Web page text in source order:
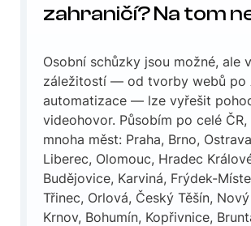
zahraničí? Na tom
Osobní schůzky jsou možné, ale
záležitostí — od tvorby webů po
automatizace — lze vyřešit
videohovor. Působím po celé
mnoha měst: Praha, Brno,
Liberec, Olomouc, Hradec
Budějovice, Karviná, Frýdek-
Třinec, Orlová, Český Těšín,
Krnov, Bohumín, Kopřivnice,